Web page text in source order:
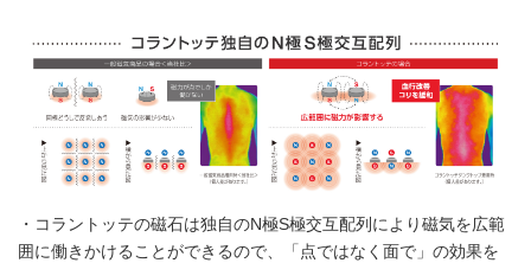
・コラントッテの磁石は独自のN極S極交互配列により磁気を広範
囲に働きかけることができるので、「点ではなく面で」の効果を